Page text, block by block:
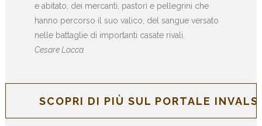
e abitato, dei mercanti, pastori e pellegrini che
hanno percorso il suo valico, del sangue versato
nelle battaglie di importanti casate rivali.
Cesare Locca
SCOPRI DI PIÙ SUL PORTALE